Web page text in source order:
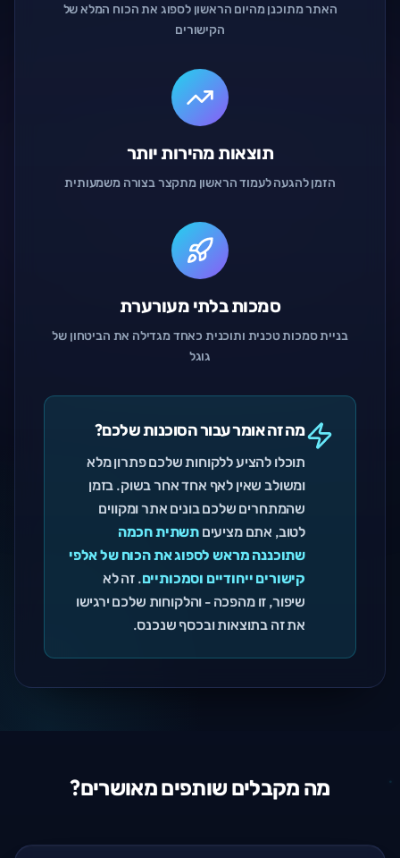
האתר מתוכנן מהיום הראשון לספוג את הכוח המלא של
הקישורים
תוצאות מהירות יותר
הזמן להגעה לעמוד הראשון מתקצר בצורה משמעותית
סמכות בלתי מעורערת
בניית סמכות טכנית ותוכנית כאחד מגדילה את הביטחון של
גוגל
מה זה אומר עבור הסוכנות שלכם?
תוכלו להציע ללקוחות שלכם פתרון מלא
ומשולב שאין לאף אחד אחר בשוק. בזמן
שהמתחרים שלכם בונים אתר ומקווים
לטוב, אתם מציעיםתשתית חכמה
שתוכננה מראש לספוג את הכוח של אלפי
קישורים ייחודיים וסמכותיים. זה לא
שיפור, זו מהפכה - והלקוחות שלכם ירגישו
את זה בתוצאות ובכסף שנכנס.
מה מקבלים שותפים מאושרים?